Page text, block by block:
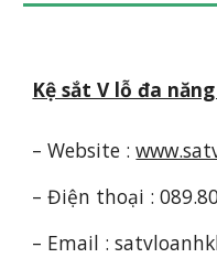
Kệ sắt V lỗ đa
– Website :
– Điện thoại :
– Email :